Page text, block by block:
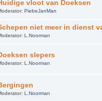
vloot van Doeksen
PiebeJanMan
niet meer in dienst
L.Noorman
slepers
L.Noorman
L.Noorman